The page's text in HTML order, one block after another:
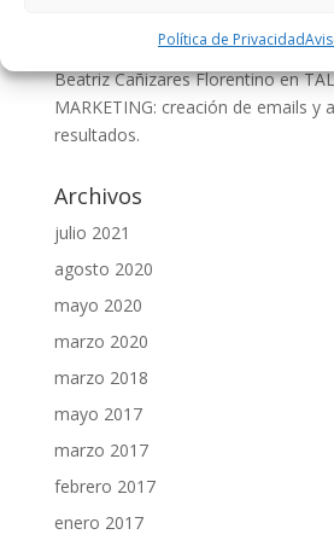
Política de Privacidad
creación de emails y análisis de
Beatriz Cañizares Florentinoen
MARKETING: creación de emails y
resultados.
Archivos
julio 2021
agosto 2020
mayo 2020
marzo 2020
marzo 2018
mayo 2017
marzo 2017
febrero 2017
enero 2017